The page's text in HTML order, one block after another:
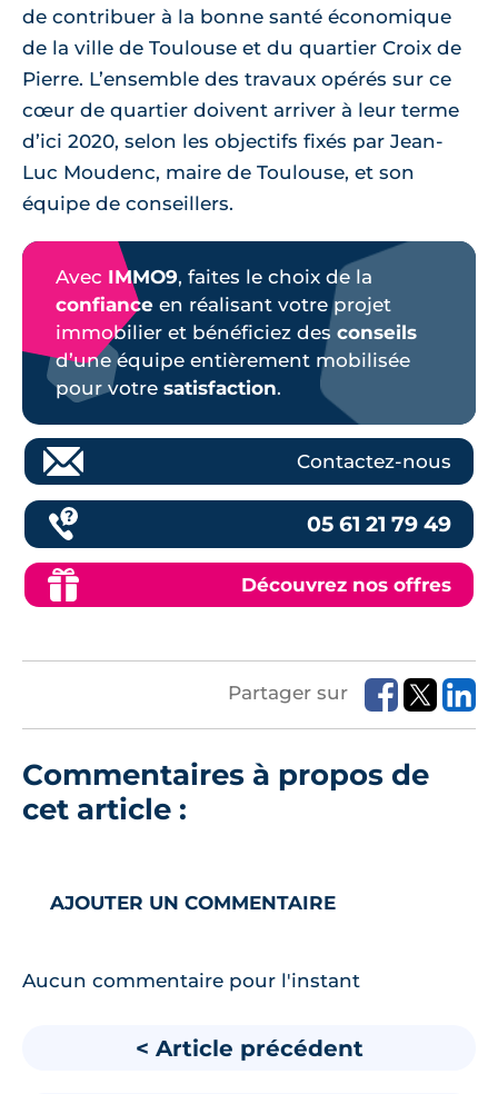
de contribuer à la bonne santé économique
de la ville de Toulouse et du quartier Croix de
Pierre. L’ensemble des travaux opérés sur ce
cœur de quartier doivent arriver à leur terme
d’ici 2020, selon les objectifs fixés par Jean-
Luc Moudenc, maire de Toulouse, et son
équipe de conseillers.
Avec IMMO9, faites le choix de la
confiance en réalisant votre projet
immobilier et bénéficiez des conseils
d’une équipe entièrement mobilisée
pour votre satisfaction.
Contactez-nous
05 61 21 79 49
Découvrez nos offres
Partager sur
Commentaires à propos de
cet article :
AJOUTER UN COMMENTAIRE
Aucun commentaire pour l'instant
< Article précédent